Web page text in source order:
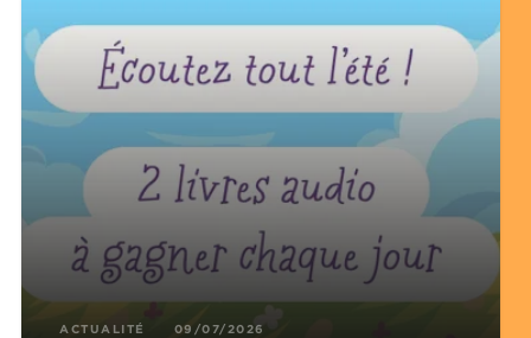
ACTUALITÉ 09/07/2026